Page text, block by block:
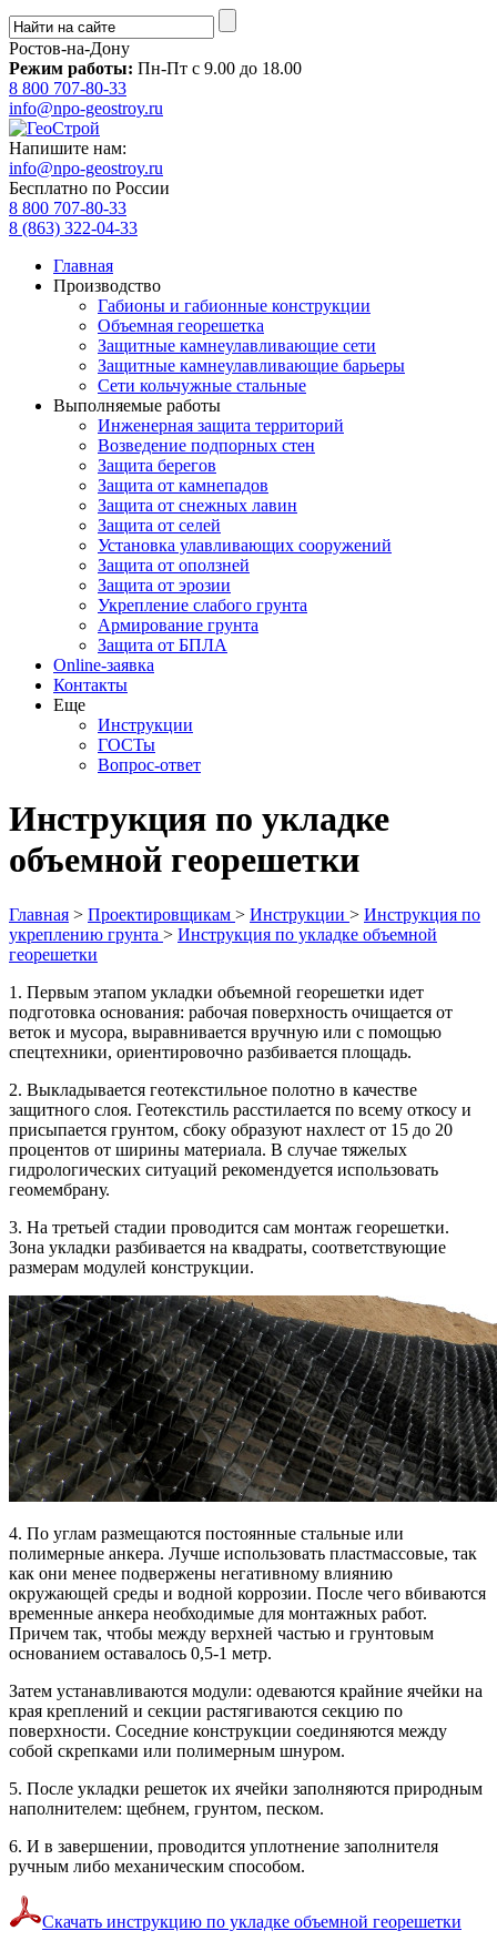
Ростов-на-Дону
Режим работы: Пн-Пт с 9.00 до 18.00
8 800 707-80-33
info@npo-geostroy.ru
Напишите нам:
info@npo-geostroy.ru
Бесплатно по России
8 800 707-80-33
8 (863) 322-04-33
Главная
Производство
Габионы и габионные конструкции
Объемная георешетка
Защитные камнеулавливающие сети
Защитные камнеулавливающие барьеры
Сети кольчужные стальные
Выполняемые работы
Инженерная защита территорий
Возведение подпорных стен
Защита берегов
Защита от камнепадов
Защита от снежных лавин
Защита от селей
Установка улавливающих сооружений
Защита от оползней
Защита от эрозии
Укрепление слабого грунта
Армирование грунта
Защита от БПЛА
Online-заявка
Контакты
Еще
Инструкции
ГОСТы
Вопрос-ответ
Инструкция по укладке
объемной георешетки
Главная > Проектировщикам > Инструкции > Инструкция по
укреплению грунта > Инструкция по укладке объемной
георешетки
1. Первым этапом укладки объемной георешетки идет
подготовка основания: рабочая поверхность очищается от
веток и мусора, выравнивается вручную или с помощью
спецтехники, ориентировочно разбивается площадь.
2. Выкладывается геотекстильное полотно в качестве
защитного слоя. Геотекстиль расстилается по всему откосу и
присыпается грунтом, сбоку образуют нахлест от 15 до 20
процентов от ширины материала. В случае тяжелых
гидрологических ситуаций рекомендуется использовать
геомембрану.
3. На третьей стадии проводится сам монтаж георешетки.
Зона укладки разбивается на квадраты, соответствующие
размерам модулей конструкции.
4. По углам размещаются постоянные стальные или
полимерные анкера. Лучше использовать пластмассовые, так
как они менее подвержены негативному влиянию
окружающей среды и водной коррозии. После чего вбиваются
временные анкера необходимые для монтажных работ.
Причем так, чтобы между верхней частью и грунтовым
основанием оставалось 0,5-1 метр.
Затем устанавливаются модули: одеваются крайние ячейки на
края креплений и секции растягиваются секцию по
поверхности. Соседние конструкции соединяются между
собой скрепками или полимерным шнуром.
5. После укладки решеток их ячейки заполняются природным
наполнителем: щебнем, грунтом, песком.
6. И в завершении, проводится уплотнение заполнителя
ручным либо механическим способом.
Скачать инструкцию по укладке объемной георешетки